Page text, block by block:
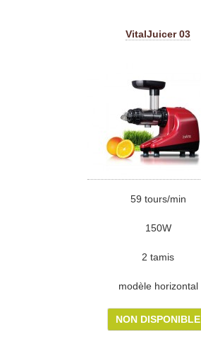
VitalJuicer 03
59 tours/min
150W
2 tamis
modèle horizontal
NON DISPONIBLE